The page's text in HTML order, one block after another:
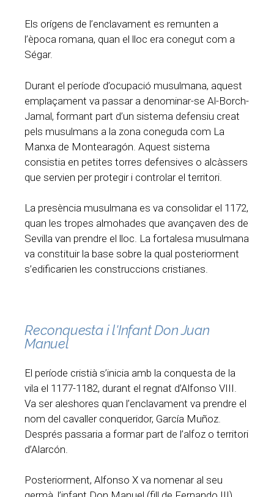
Els orígens de l’enclavament es remunten a
l’època romana, quan el lloc era conegut com a
Ségar.
Durant el període d’ocupació musulmana, aquest
emplaçament va passar a denominar-se Al-Borch-
Jamal, formant part d’un sistema defensiu creat
pels musulmans a la zona coneguda com La
Manxa de Montearagón. Aquest sistema
consistia en petites torres defensives o alcàssers
que servien per protegir i controlar el territori.
La presència musulmana es va consolidar el 1172,
quan les tropes almohades que avançaven des de
Sevilla van prendre el lloc. La fortalesa musulmana
va constituir la base sobre la qual posteriorment
s’edificarien les construccions cristianes.
Reconquesta i l'Infant Don Juan
Manuel
El període cristià s’inicia amb la conquesta de la
vila el 1177-1182, durant el regnat d’Alfonso VIII.
Va ser aleshores quan l’enclavament va prendre el
nom del cavaller conqueridor, García Muñoz.
Després passaria a formar part de l’alfoz o territori
d’Alarcón.
Posteriorment, Alfonso X va nomenar al seu